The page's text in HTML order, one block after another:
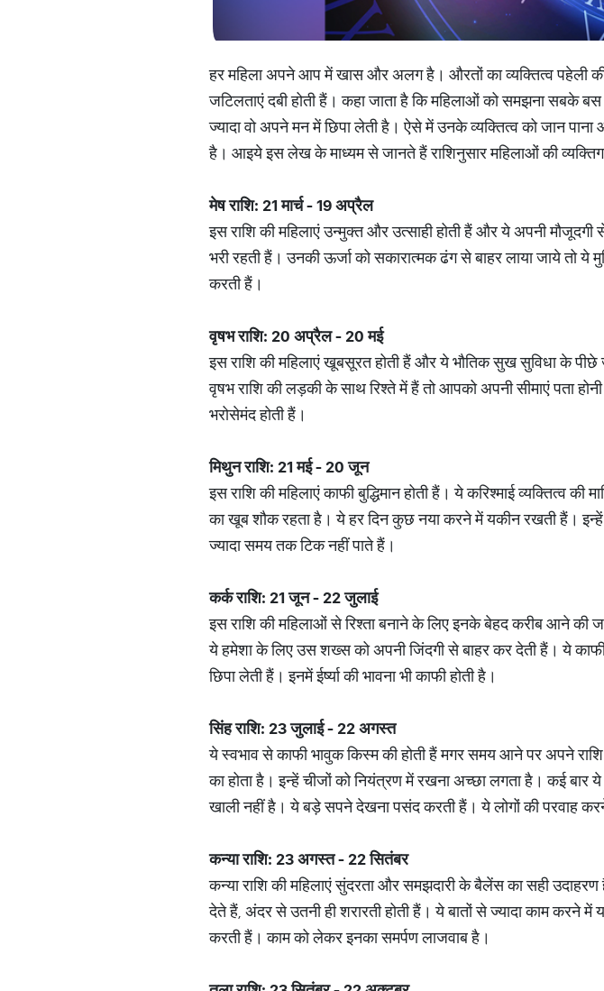
हर महिला अपने आप में खास और अलग है। औरतों का व्यक्तित्व पहेली
जटिलताएं दबी होती हैं। कहा जाता है कि महिलाओं को समझना सबके
ज्यादा वो अपने मन में छिपा लेती है। ऐसे में उनके व्यक्तित्व को जान
है। आइये इस लेख के माध्यम से जानते हैं राशिनुसार महिलाओं की
मेष राशि: 21 मार्च - 19 अप्रैल
इस राशि की महिलाएं उन्मुक्त और उत्साही होती हैं और ये अपनी
भरी रहती हैं। उनकी ऊर्जा को सकारात्मक ढंग से बाहर लाया जाये तो ये
करती हैं।
वृषभ राशि: 20 अप्रैल - 20 मई
इस राशि की महिलाएं खूबसूरत होती हैं और ये भौतिक सुख सुविधा के
वृषभ राशि की लड़की के साथ रिश्ते में हैं तो आपको अपनी सीमाएं पता
भरोसेमंद होती हैं।
मिथुन राशि: 21 मई - 20 जून
इस राशि की महिलाएं काफी बुद्धिमान होती हैं। ये करिश्माई व्यक्तित्व
का खूब शौक रहता है। ये हर दिन कुछ नया करने में यकीन रखती हैं।
ज्यादा समय तक टिक नहीं पाते हैं।
कर्क राशि: 21 जून - 22 जुलाई
इस राशि की महिलाओं से रिश्ता बनाने के लिए इनके बेहद करीब आने की
ये हमेशा के लिए उस शख्स को अपनी जिंदगी से बाहर कर देती हैं। ये
छिपा लेती हैं। इनमें ईर्ष्या की भावना भी काफी होती है।
सिंह राशि: 23 जुलाई - 22 अगस्त
ये स्वभाव से काफी भावुक किस्म की होती हैं मगर समय आने पर अपने
का होता है। इन्हें चीजों को नियंत्रण में रखना अच्छा लगता है। कई
खाली नहीं है। ये बड़े सपने देखना पसंद करती हैं। ये लोगों की परवाह
कन्या राशि: 23 अगस्त - 22 सितंबर
कन्या राशि की महिलाएं सुंदरता और समझदारी के बैलेंस का सही
देते हैं, अंदर से उतनी ही शरारती होती हैं। ये बातों से ज्यादा काम करने
करती हैं। काम को लेकर इनका समर्पण लाजवाब है।